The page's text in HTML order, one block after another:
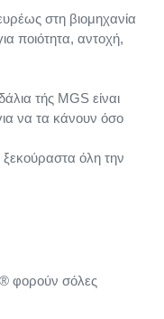
στη βιομηχανία
ποιότητα, αντοχή,
τής MGS είναι
να τα κάνουν όσο
όλη την
φορούν σόλες